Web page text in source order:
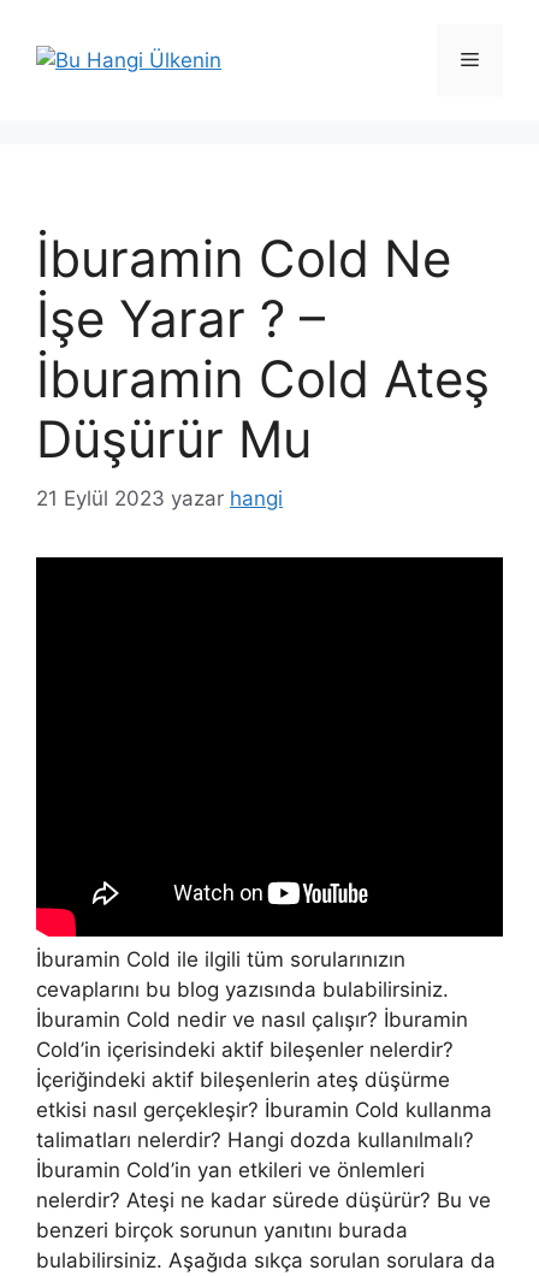
Menü
İburamin Cold Ne
İşe Yarar ? –
İburamin Cold Ateş
Düşürür Mu
21 Eylül 2023 yazar hangi
İburamin Cold ile ilgili tüm sorularınızın
cevaplarını bu blog yazısında bulabilirsiniz.
İburamin Cold nedir ve nasıl çalışır? İburamin
Cold’in içerisindeki aktif bileşenler nelerdir?
İçeriğindeki aktif bileşenlerin ateş düşürme
etkisi nasıl gerçekleşir? İburamin Cold kullanma
talimatları nelerdir? Hangi dozda kullanılmalı?
İburamin Cold’in yan etkileri ve önlemleri
nelerdir? Ateşi ne kadar sürede düşürür? Bu ve
benzeri birçok sorunun yanıtını burada
bulabilirsiniz. Aşağıda sıkça sorulan sorulara da